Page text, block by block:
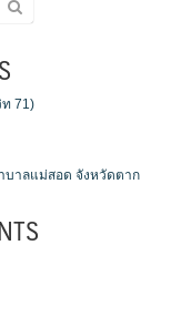
71)
บาลแม่สอด จังหวัดตาก